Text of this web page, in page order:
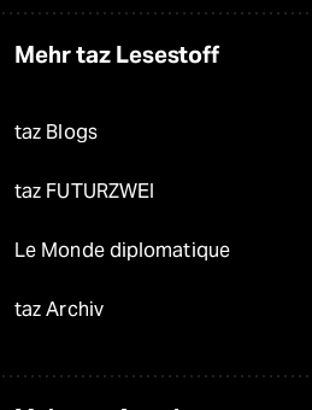
Mehr taz Lesestoff
taz Blogs
taz FUTURZWEI
Le Monde diplomatique
taz Archiv